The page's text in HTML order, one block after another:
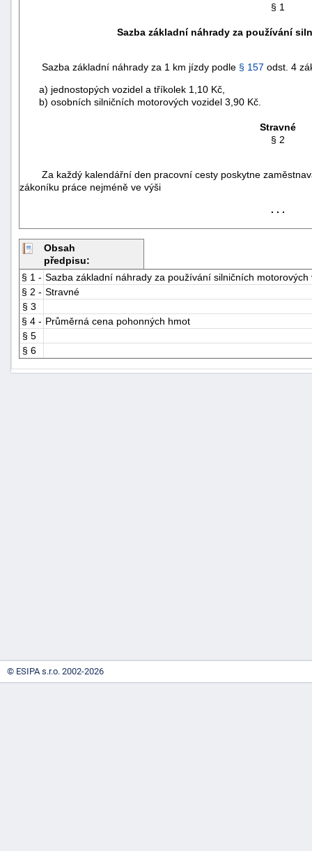
§ 1
Sazba základní náhrady za používání
Sazba základní náhrady za 1 km jízdy podle § 157 odst. 4
a) jednostopých vozidel a tříkolek 1,10 Kč,
b) osobních silničních motorových vozidel 3,90 Kč.
Stravné
§ 2
Za každý kalendářní den pracovní cesty poskytne
zákoníku práce nejméně ve výši
. . .
Obsah
předpisu:
§ 1 - Sazba základní náhrady za používání silničních motorových
§ 2 - Stravné
§ 3
§ 4 - Průměrná cena pohonných hmot
§ 5
§ 6
© ESIPA s.r.o. 2002-2026